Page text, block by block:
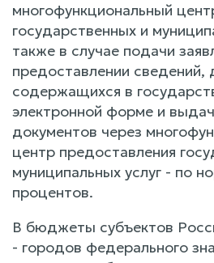
многофункциональный
государственных и
также в случае подачи
предоставлении сведений,
содержащихся в
электронной форме и
документов через
центр предоставления
муниципальных услуг - по
процентов.
В бюджеты субъектов
- городов федерального